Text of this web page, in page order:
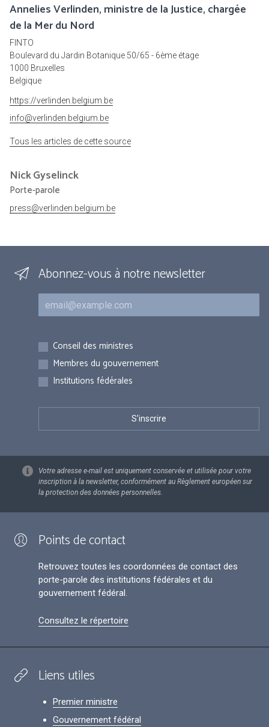
Annelies Verlinden, ministre de la Justice, chargée
de la Mer du Nord
FINTO
Boulevard du Jardin Botanique 50/65 - 6ème étage
1000 Bruxelles
Belgique
https://verlinden.belgium.be
info@verlinden.belgium.be
Tous les articles de cette source
NickGyselinck
Porte-parole
press@verlinden.belgium.be
Abonnez-vous à notre newsletter
Courriel
Inscriptions
Conseil des ministres
Membres du gouvernement
Institutions fédérales
Votre adresse e-mail est uniquement conservée et utilisée pour votre
inscription à la newsletter, conformément au Règlement européen sur
la protection des données personnelles.
Points de contact
Retrouvez toutes les coordonnées de contact des
porte-parole des institutions fédérales et du
gouvernement fédéral.
Consultez le répertoire
Liens utiles
Premier ministre
Gouvernement fédéral